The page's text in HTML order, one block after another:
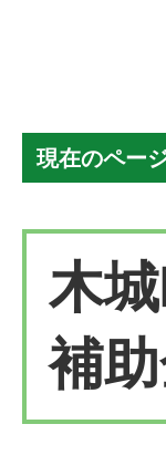
現在のペー
木
補